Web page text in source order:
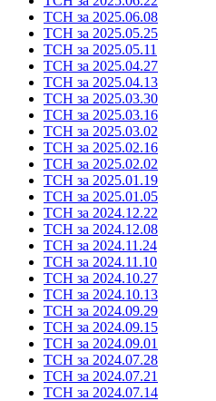
ТСН за 2025.06.08
ТСН за 2025.05.25
ТСН за 2025.05.11
ТСН за 2025.04.27
ТСН за 2025.04.13
ТСН за 2025.03.30
ТСН за 2025.03.16
ТСН за 2025.03.02
ТСН за 2025.02.16
ТСН за 2025.02.02
ТСН за 2025.01.19
ТСН за 2025.01.05
ТСН за 2024.12.22
ТСН за 2024.12.08
ТСН за 2024.11.24
ТСН за 2024.11.10
ТСН за 2024.10.27
ТСН за 2024.10.13
ТСН за 2024.09.29
ТСН за 2024.09.15
ТСН за 2024.09.01
ТСН за 2024.07.28
ТСН за 2024.07.21
ТСН за 2024.07.14